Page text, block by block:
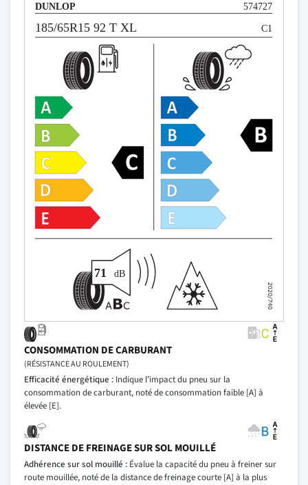
CONSOMMATION DE CARBURANT
(RÉSISTANCE AU ROULEMENT)
Efficacité énergétique : Indique l’impact du pneu sur la
consommation de carburant, noté de consommation faible [A] à
élevée [E].
DISTANCE DE FREINAGE SUR SOL MOUILLÉ
Adhérence sur sol mouillé : Évalue la capacité du pneu à freiner sur
route mouillée, noté de la distance de freinage courte [A] à la plus